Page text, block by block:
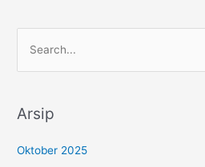
a
iArsip
Oktober 2025